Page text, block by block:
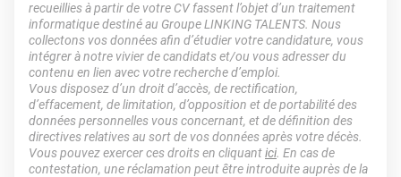
recueillies à partir de votre CV fassent l’objet d’un traitement
informatique destiné au Groupe LINKING TALENTS. Nous
collectons vos données afin d’étudier votre candidature, vous
intégrer à notre vivier de candidats et/ou vous adresser du
contenu en lien avec votre recherche d’emploi.
Vous disposez d’un droit d’accès, de rectification,
d’effacement, de limitation, d’opposition et de portabilité des
données personnelles vous concernant, et de définition des
directives relatives au sort de vos données après votre décès.
Vous pouvez exercer ces droits en cliquantici. En cas de
contestation, une réclamation peut être introduite auprès de la